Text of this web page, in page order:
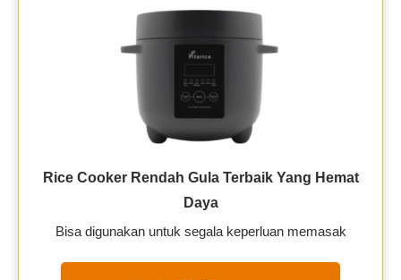
Rice Cooker Rendah Gula Terbaik Yang Hemat
Daya
Bisa digunakan untuk segala keperluan memasak